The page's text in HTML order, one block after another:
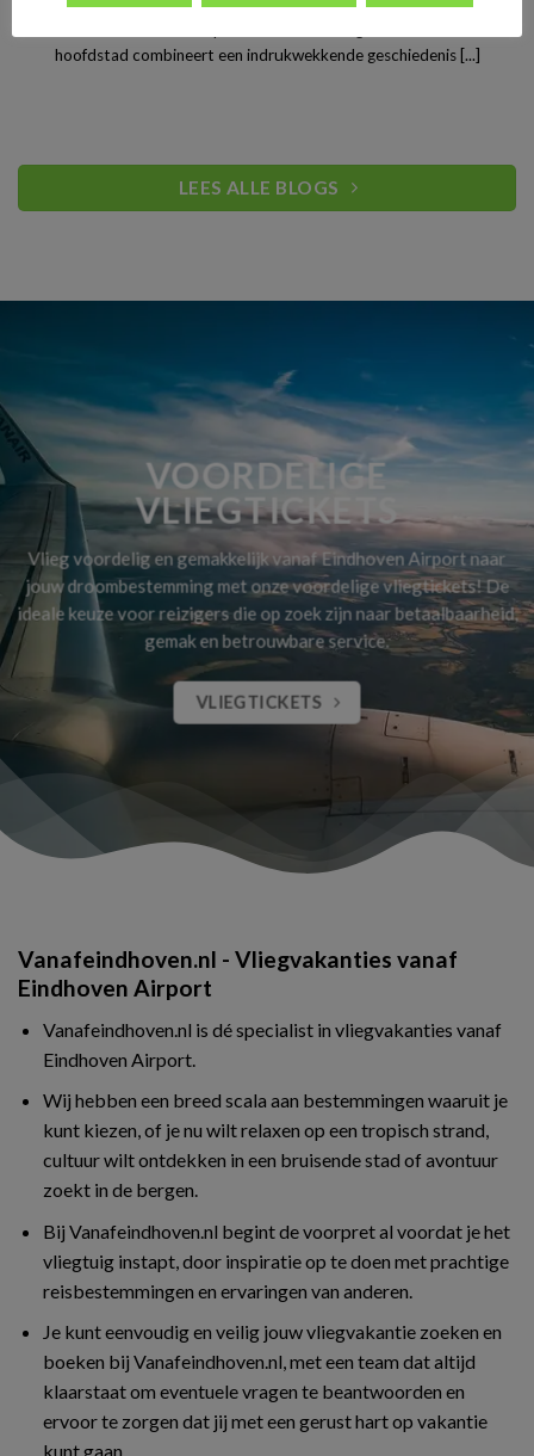
hoofdstad combineert een indrukwekkende geschiedenis [...]
LEES ALLE BLOGS
VOORDELIGE
VLIEGTICKETS
Vlieg voordelig en gemakkelijk vanaf Eindhoven Airport naar
jouw droombestemming met onze voordelige vliegtickets! De
ideale keuze voor reizigers die op zoek zijn naar betaalbaarheid,
gemak en betrouwbare service.
VLIEGTICKETS
Vanafeindhoven.nl - Vliegvakanties vanaf
Eindhoven Airport
Vanafeindhoven.nl is dé specialist in vliegvakanties vanaf
Eindhoven Airport.
Wij hebben een breed scala aan bestemmingen waaruit je
kunt kiezen, of je nu wilt relaxen op een tropisch strand,
cultuur wilt ontdekken in een bruisende stad of avontuur
zoekt in de bergen.
Bij Vanafeindhoven.nl begint de voorpret al voordat je het
vliegtuig instapt, door inspiratie op te doen met prachtige
reisbestemmingen en ervaringen van anderen.
Je kunt eenvoudig en veilig jouw vliegvakantie zoeken en
boeken bij Vanafeindhoven.nl, met een team dat altijd
klaarstaat om eventuele vragen te beantwoorden en
ervoor te zorgen dat jij met een gerust hart op vakantie
kunt gaan.